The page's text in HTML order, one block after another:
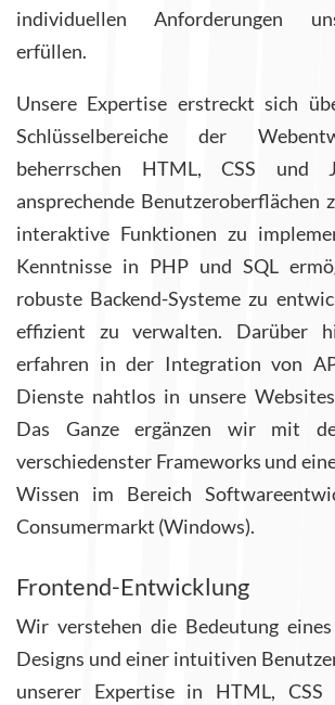
individuellen Anforderungen
erfüllen.
Unsere Expertise erstreckt sich
Schlüsselbereiche der
beherrschen HTML, CSS und
ansprechende Benutzeroberflächen
interaktive Funktionen zu
Kenntnisse in PHP und SQL
robuste Backend-Systeme zu
effizient zu verwalten. Darüber
erfahren in der Integration von
Dienste nahtlos in unsere
Das Ganze ergänzen wir mit
verschiedenster Frameworks und
Wissen im Bereich
Consumermarkt (Windows).
Frontend-Entwicklung
Wir verstehen die Bedeutung eines
Designs und einer intuitiven
unserer Expertise in HTML, CSS